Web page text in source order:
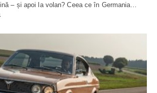
– și apoi la volan? Ceea ce în Germania…